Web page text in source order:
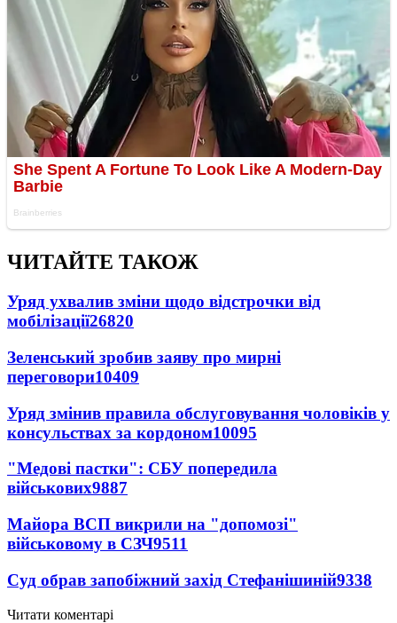
ЧИТАЙТЕ ТАКОЖ
Уряд ухвалив зміни щодо відстрочки від
мобілізації26820
Зеленський зробив заяву про мирні
переговори10409
Уряд змінив правила обслуговування чоловіків у
консульствах за кордоном10095
"Медові пастки": СБУ попередила
військових9887
Майора ВСП викрили на "допомозі"
військовому в СЗЧ9511
Суд обрав запобіжний захід Стефанішиній9338
Читати коментарі